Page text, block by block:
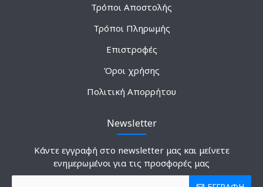
Τρόποι Αποστολής
Τρόποι Πληρωμής
Επιστροφές
Όροι χρήσης
Πολιτική Απορρήτου
Newsletter
Κάντε εγγραφή στο newsletter μας και μείνετε
ενημερωμένοι για τις προσφορές μας